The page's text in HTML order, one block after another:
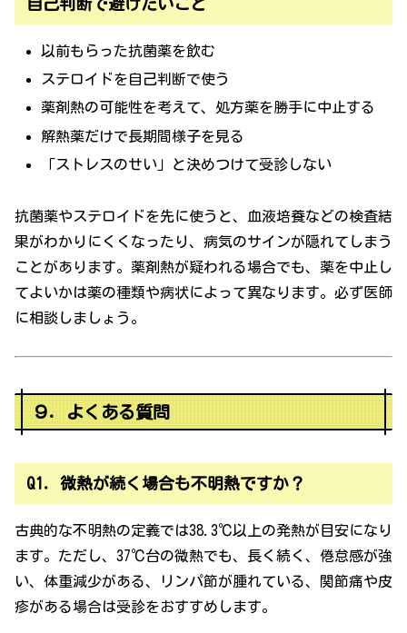
自己判断で避けたいこと
以前もらった抗菌薬を飲む
ステロイドを自己判断で使う
薬剤熱の可能性を考えて、処方薬を勝手に中止する
解熱薬だけで長期間様子を見る
「ストレスのせい」と決めつけて受診しない
抗菌薬やステロイドを先に使うと、血液培養などの検査結
果がわかりにくくなったり、病気のサインが隠れてしまう
ことがあります。薬剤熱が疑われる場合でも、薬を中止し
てよいかは薬の種類や病状によって異なります。必ず医師
に相談しましょう。
９．よくある質問
Q1．微熱が続く場合も不明熱ですか？
古典的な不明熱の定義では38.3℃以上の発熱が目安になり
ます。ただし、37℃台の微熱でも、長く続く、倦怠感が強
い、体重減少がある、リンパ節が腫れている、関節痛や皮
疹がある場合は受診をおすすめします。